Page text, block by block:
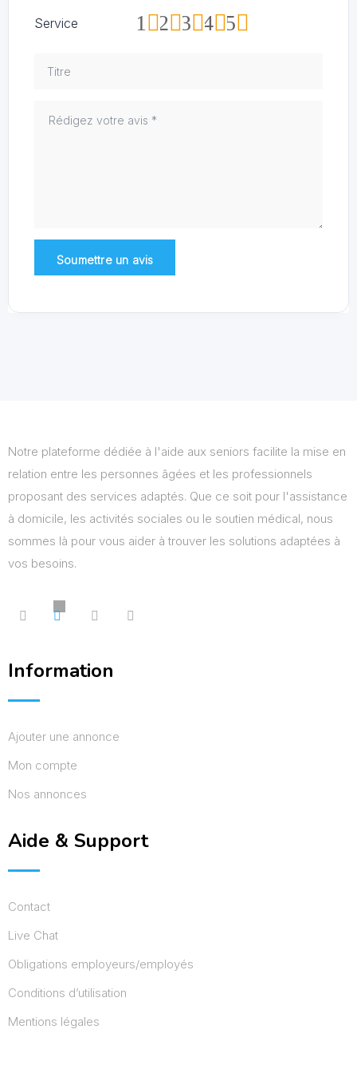
Service 5
4
3
2
1
Notre plateforme dédiée à l'aide aux seniors facilite la mise en
relation entre les personnes âgées et les professionnels
proposant des services adaptés. Que ce soit pour l'assistance
à domicile, les activités sociales ou le soutien médical, nous
sommes là pour vous aider à trouver les solutions adaptées à
vos besoins.
Information
Ajouter une annonce
Mon compte
Nos annonces
Aide & Support
Contact
Live Chat
Obligations employeurs/employés
Conditions d’utilisation
Mentions légales